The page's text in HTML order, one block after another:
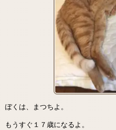
ぼくは、まつちよ。
もうすぐ１７歳になるよ。